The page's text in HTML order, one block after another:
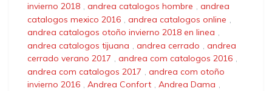
invierno 2018 , andrea catalogos hombre , andrea
catalogos mexico 2016 , andrea catalogos online ,
andrea catalogos otoño invierno 2018 en linea ,
andrea catalogos tijuana
andrea cerrado
andrea
cerrado verano 2017 , andrea com catalogos 2016 ,
andrea com catalogos 2017
andrea com otoño
invierno 2016 , Andrea Confort , Andrea Dama ,